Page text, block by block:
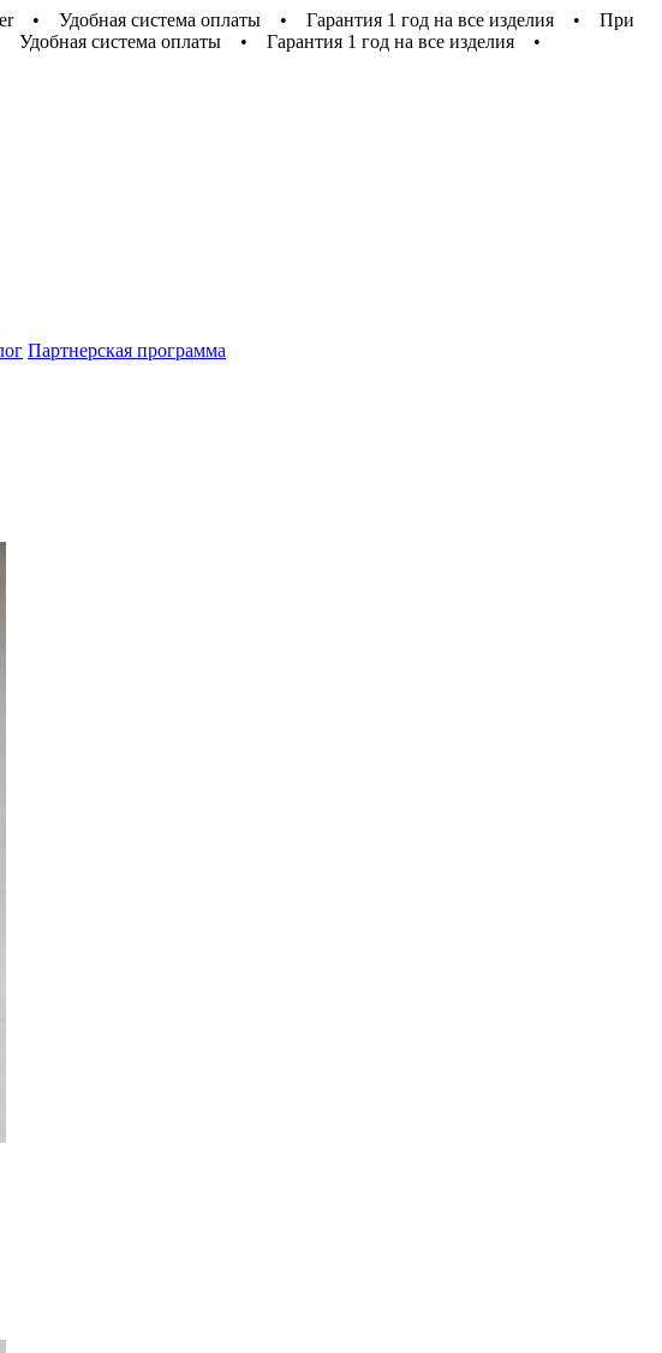
• Удобная система оплаты • Гарантия 1 год на все изделия •
При
Удобная система оплаты • Гарантия 1 год на все изделия
•
Партнерская программа